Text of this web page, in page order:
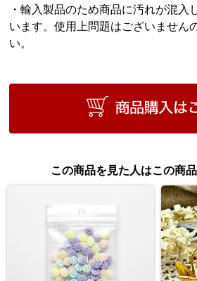
・輸入製品のため商品に汚れが混入
います。使用上問題はございません
い。
この商品を見た人はこの商